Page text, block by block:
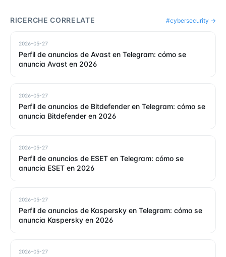
RICERCHE CORRELATE #cybersecurity →
2026-05-27
Perfil de anuncios de Avast en Telegram: cómo se
anuncia Avast en 2026
2026-05-27
Perfil de anuncios de Bitdefender en Telegram: cómo se
anuncia Bitdefender en 2026
2026-05-27
Perfil de anuncios de ESET en Telegram: cómo se
anuncia ESET en 2026
2026-05-27
Perfil de anuncios de Kaspersky en Telegram: cómo se
anuncia Kaspersky en 2026
2026-05-27